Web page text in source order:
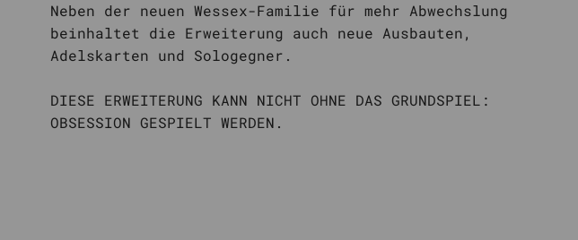
Neben der neuen Wessex-Familie für mehr Abwechslung
beinhaltet die Erweiterung auch neue Ausbauten,
Adelskarten und Sologegner.
DIESE ERWEITERUNG KANN NICHT OHNE DAS GRUNDSPIEL:
OBSESSION GESPIELT WERDEN.